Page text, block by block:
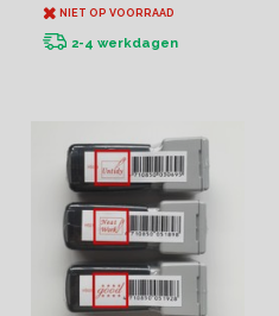
NIET OP VOORRAAD
2-4 werkdagen